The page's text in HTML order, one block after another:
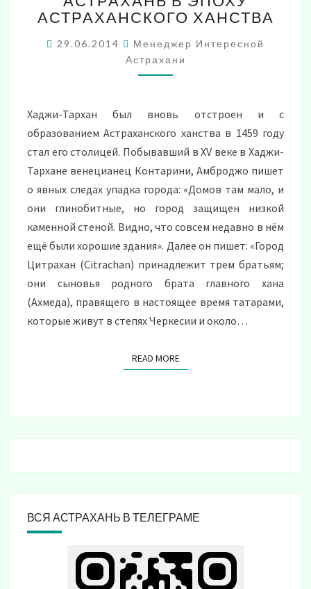
ЭПОХУ
ХАНСТВА
АСТРАХАНСКОГО ХАНСТВА
29.06.2014
Менеджер Интересной
Астрахани
Хаджи-Тархан был вновь отстроен и с
образованием Астраханского ханства в 1459 году
стал его столицей. Побывавший в XV веке в Хаджи-
Тархане венецианец Контарини, Амброджо пишет
о явных следах упадка города: «Домов там мало, и
они глинобитные, но город защищен низкой
каменной стеной. Видно, что совсем недавно в нём
ещё были хорошие здания». Далее он пишет: «Город
Цитрахан (Citrachan) принадлежит трем братьям;
они сыновья родного брата главного хана
(Ахмеда), правящего в настоящее время татарами,
которые живут в степях Черкесии и около…
READ MOREREAD MORE
ВСЯ АСТРАХАНЬ В ТЕЛЕГРАМЕ